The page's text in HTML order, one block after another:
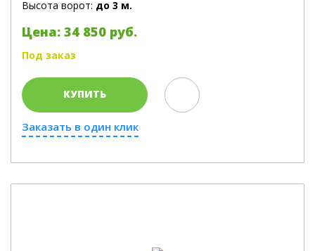
Высота ворот: до 3 м.
Цена: 34 850 руб.
Под заказ
КУПИТЬ
Заказать в один клик